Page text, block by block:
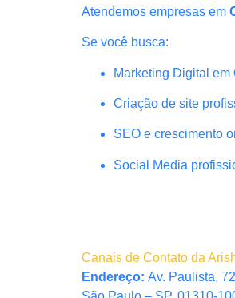
Atendemos empresas em
Se você busca:
Marketing Digital em
Criação de site
SEO e crescimento
Social Media
Canais de Contato da
Endereço: Av. Paulista,